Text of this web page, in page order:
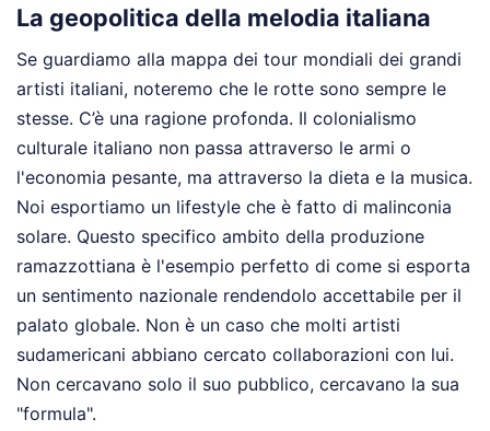
La geopolitica della melodia italiana
Se guardiamo alla mappa dei tour mondiali dei grandi
artisti italiani, noteremo che le rotte sono sempre le
stesse. C’è una ragione profonda. Il colonialismo
culturale italiano non passa attraverso le armi o
l'economia pesante, ma attraverso la dieta e la musica.
Noi esportiamo un lifestyle che è fatto di malinconia
solare. Questo specifico ambito della produzione
ramazzottiana è l'esempio perfetto di come si esporta
un sentimento nazionale rendendolo accettabile per il
palato globale. Non è un caso che molti artisti
sudamericani abbiano cercato collaborazioni con lui.
Non cercavano solo il suo pubblico, cercavano la sua
"formula".